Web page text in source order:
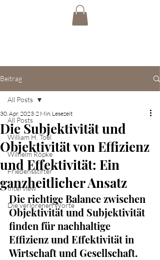
Beitrag
All Posts
William H. Toel
Wilhelm Röpke
Friedensstifter
Interview
Die verlorenen Worte
All Posts
Die Subjektivität und
Objektivität von Effizienz
und Effektivität: Ein
ganzheitlicher Ansatz
30. Apr. 2023 2 Min. Lesezeit
Die richtige Balance zwischen
Objektivität und Subjektivität
finden für nachhaltige
Effizienz und Effektivität in
Wirtschaft und Gesellschaft.